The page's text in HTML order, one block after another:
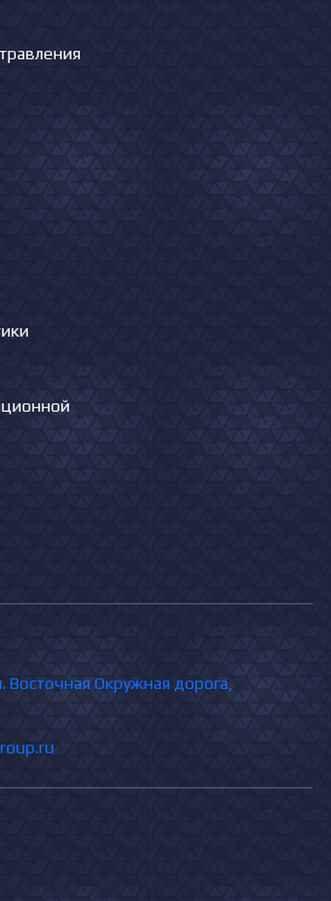
Восточная Окружная дорога,